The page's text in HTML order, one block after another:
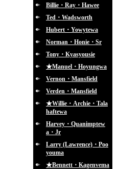
Billie・Ray・Hawee
Ted・Wadsworth
Hubert・Yowytewa
Norman・Honie・Sr
Tony・Kyasyousie
★Manuel・Hoyungwa
Vernon・Mansfield
Verden・Mansfield
★Willie・Archie・Tala
haftewa
Harvey・Quanimptew
a・Jr
Larry (Lawrence)・Poo
youma
★Bennett・Kagenvema